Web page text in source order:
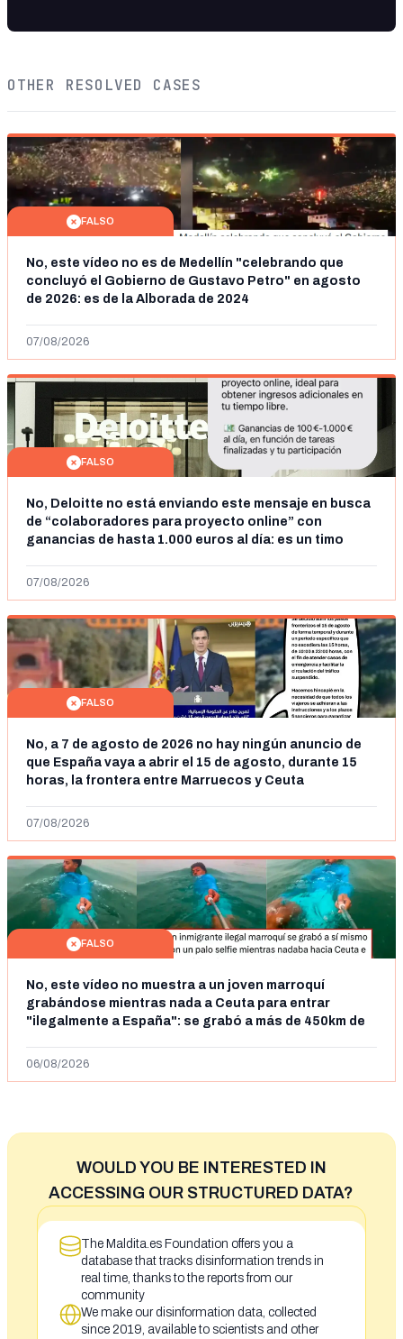
OTHER RESOLVED CASES
FALSO
No, este vídeo no es de Medellín "celebrando que
concluyó el Gobierno de Gustavo Petro" en agosto
de 2026: es de la Alborada de 2024
07/08/2026
FALSO
No, Deloitte no está enviando este mensaje en busca
de “colaboradores para proyecto online” con
ganancias de hasta 1.000 euros al día: es un timo
07/08/2026
FALSO
No, a 7 de agosto de 2026 no hay ningún anuncio de
que España vaya a abrir el 15 de agosto, durante 15
horas, la frontera entre Marruecos y Ceuta
07/08/2026
FALSO
No, este vídeo no muestra a un joven marroquí
grabándose mientras nada a Ceuta para entrar
"ilegalmente a España": se grabó a más de 450km de
06/08/2026
WOULD YOU BE INTERESTED IN
ACCESSING OUR STRUCTURED DATA?
The Maldita.es Foundation offers you a
database that tracks disinformation trends in
real time, thanks to the reports from our
community
We make our disinformation data, collected
since 2019, available to scientists and other